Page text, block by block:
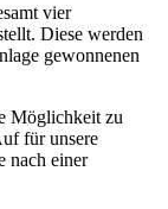
vier
Diese werden
gewonnenen
Möglichkeit zu
für unsere
nach einer